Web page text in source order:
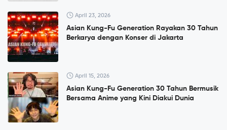
April 23, 2026
Asian Kung-Fu Generation Rayakan 30 Tahun
Berkarya dengan Konser di Jakarta
April 15, 2026
Asian Kung-Fu Generation 30 Tahun Bermusik
Bersama Anime yang Kini Diakui Dunia